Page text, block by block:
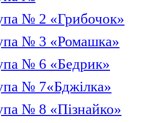
№ 2 «Грибочок»
№ 3 «Ромашка»
№ 6 «Бедрик»
№ 7«Бджілка»
№ 8 «Пізнайко»